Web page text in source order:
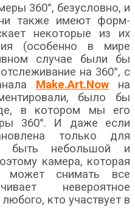
360°, безусловно, и
также имеют форм-
некоторые из их
(особенно в мире
случае были бы
на 360°, с
Make.Art.Now на
было бы
в котором мы его
360°. И даже если
​​только для
быть небольшой и
камера, которая
может снимать все
невероятное
кто участвует в